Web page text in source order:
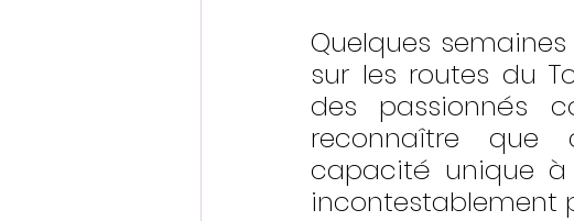
Quelques
sur les routes du
des passionnés
reconnaître que
capacité unique à
incontestablement